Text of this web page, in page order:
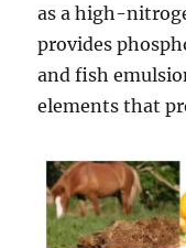
as a high-
provides
and fish
elements that